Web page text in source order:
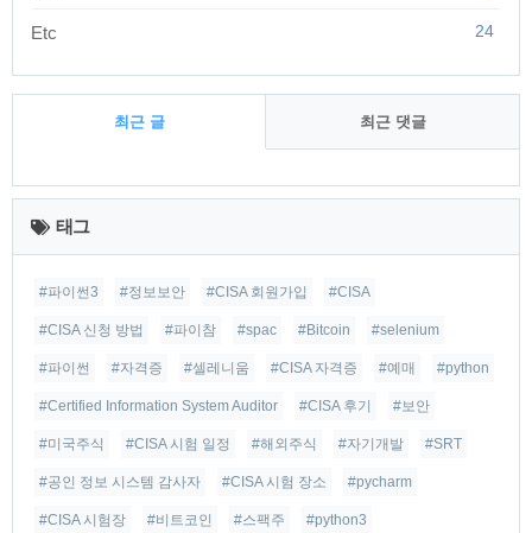
Etc 24
최근 글 최근 댓글
최
근
글
태그
#파이썬3 #정보보안 #CISA 회원가입 #CISA
#CISA 신청 방법 #파이참 #spac #Bitcoin #selenium
#파이썬 #자격증 #셀레니움 #CISA 자격증 #예매 #python
#Certified Information System Auditor #CISA 후기 #보안
#미국주식 #CISA 시험 일정 #해외주식 #자기개발 #SRT
#공인 정보 시스템 감사자 #CISA 시험 장소 #pycharm
#CISA 시험장 #비트코인 #스팩주 #python3